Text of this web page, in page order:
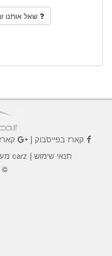
שאל אותנו
קארז בפייסבוק|
תנאי שימוש | carz מעודד טבעונות
©